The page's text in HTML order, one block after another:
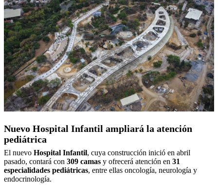
Nuevo Hospital Infantil ampliará la atención
pediátrica
El nuevo Hospital Infantil, cuya construcción inició en abril
pasado, contará con 309 camas y ofrecerá atención en 31
especialidades pediátricas, entre ellas oncología, neurología y
endocrinología.